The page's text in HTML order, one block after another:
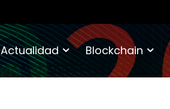
Actualidad Blockchain